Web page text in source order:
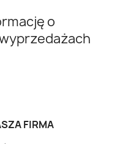
o
FIRMA